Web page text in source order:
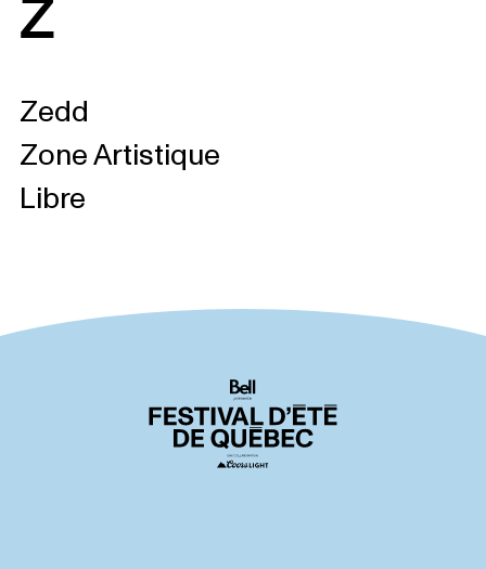
Z
Zedd
Zone Artistique
Libre